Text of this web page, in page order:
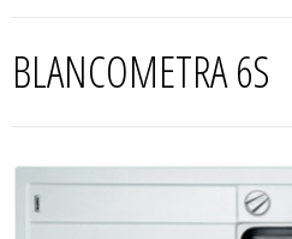
BLANCOMETRA 6S